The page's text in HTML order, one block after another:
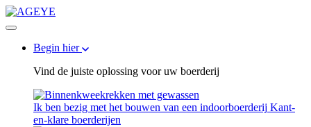
Begin hier
Vind de juiste oplossing voor uw boerderij
Ik ben bezig met het bouwen van een indoorboerderij Kant-
en-klare boerderijen